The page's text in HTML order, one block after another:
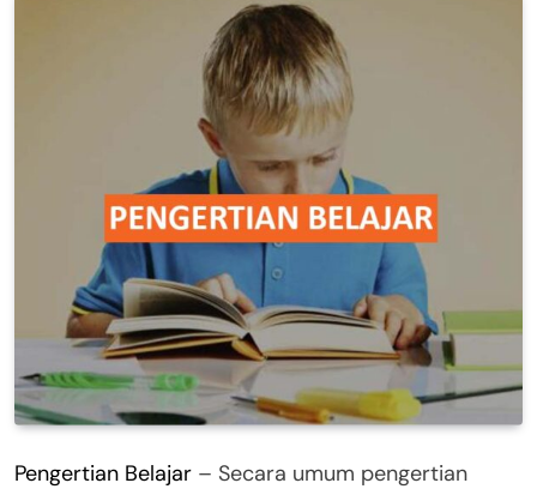
Pengertian Belajar – Secara umum pengertian